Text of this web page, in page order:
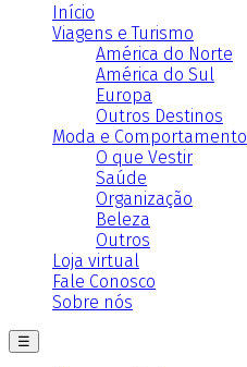
Início
Viagens e Turismo
América do Norte
América do Sul
Europa
Outros Destinos
Moda e Comportamento
O que Vestir
Saúde
Organização
Beleza
Outros
Loja virtual
Fale Conosco
Sobre nós
☰